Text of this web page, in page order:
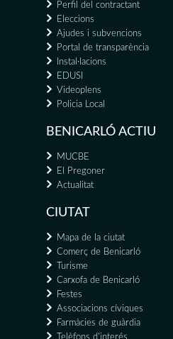
Perfil del contractant
Eleccions
Ajudes i subvencions
Portal de transparència
Instal·lacions
EDUSI
Videoplens
Policia Local
BENICARLÓ ACTIU
MUCBE
El Pregoner
Actualitat
CIUTAT
Mapa de la ciutat
Comerç de Benicarló
Turisme
Carxofa de Benicarló
Festes
Associacions cíviques
Farmàcies de guàrdia